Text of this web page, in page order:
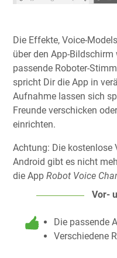
Die Effekte, Voice-
über den App-
passende Roboter-
spricht Dir die App in
Aufnahme lassen sich
Freunde verschicken
einrichten.
Achtung: Die kostenlose
Android gibt es nicht
die App Robot Voice
Vor-
Die passende
Verschiedene